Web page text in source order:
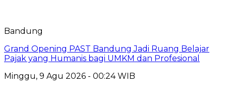
Bandung
Grand Opening PAST Bandung Jadi Ruang Belajar
Pajak yang Humanis bagi UMKM dan Profesional
Minggu, 9 Agu 2026 - 00:24 WIB